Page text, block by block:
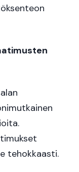
tehokkaasti.